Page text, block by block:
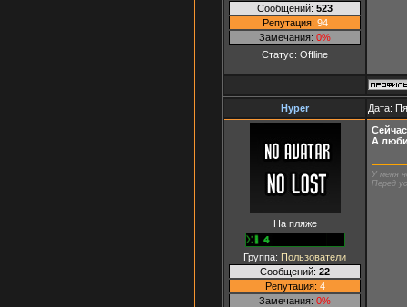
Сообщений: 523
Репутация: 94
Замечания: 0%
Статус: Offline
Hyper Дата:
На пляже
Группа: Пользователи
Сообщений: 22
Репутация: 4
Замечания: 0%
А
У меня
Перед